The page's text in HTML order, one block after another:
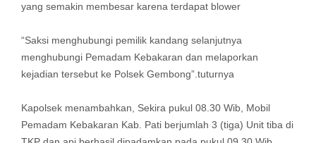
yang semakin membesar karena terdapat blower
“Saksi menghubungi pemilik kandang selanjutnya
menghubungi Pemadam Kebakaran dan melaporkan
kejadian tersebut ke Polsek Gembong”.tuturnya
Kapolsek menambahkan, Sekira pukul 08.30 Wib, Mobil
Pemadam Kebakaran Kab. Pati berjumlah 3 (tiga) Unit tiba di